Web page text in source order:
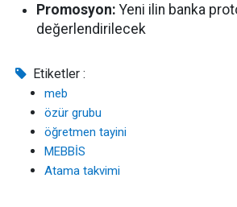
Promosyon: Yeni ilin banka
değerlendirilecek
Etiketler :
meb
özür grubu
öğretmen tayini
MEBBİS
Atama takvimi